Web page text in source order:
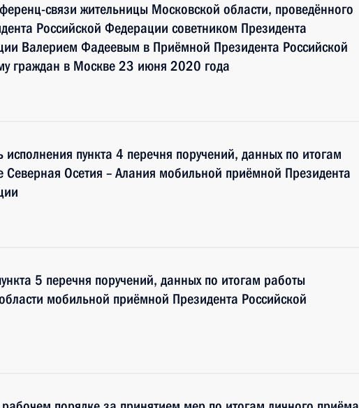
связи жительницы Московской области, проведённого
Российской Федерации советником Президента
Валерием Фадеевым в Приёмной Президента Российской
граждан в Москве 23 июня 2020 года
пункта 4 перечня поручений, данных по итогам
Северная Осетия – Алания мобильной приёмной Президента
5 перечня поручений, данных по итогам работы
мобильной приёмной Президента Российской